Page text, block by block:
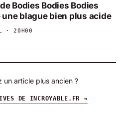
Bodies Bodies Bodies
une blague bien plus acide
· 20H00
un article plus ancien ?
DE INCROYABLE.FR →